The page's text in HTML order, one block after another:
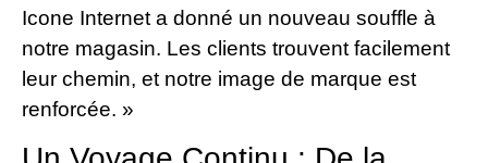
Icone Internet a donné un nouveau souffle à
notre magasin. Les clients trouvent facilement
leur chemin, et notre image de marque est
renforcée. »